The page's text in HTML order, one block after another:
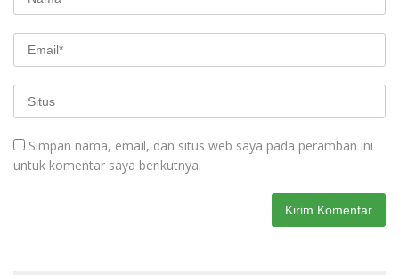
Simpan nama, email, dan situs web saya pada peramban ini
untuk komentar saya berikutnya.